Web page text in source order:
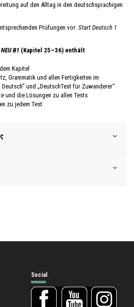
auf den Alltag in den deutschsprachigen
Prüfungen vor: Start Deutsch 1
B1 (Kapitel 25–36) enthält
Kapitel
Grammatik und allen Fertigkeiten im
und „DeutschTest für Zuwanderer“
und die Lösungen zu allen Tests
zu jedem Test
Social